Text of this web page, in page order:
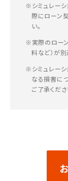
※シミュレーシ
際にローン
い。
※実際のロー
料など）が
※シミュレー
なる損害に
ご了承くださ